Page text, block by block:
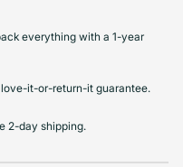
everything with a 1-year
it-or-return-it guarantee.
2-day shipping.